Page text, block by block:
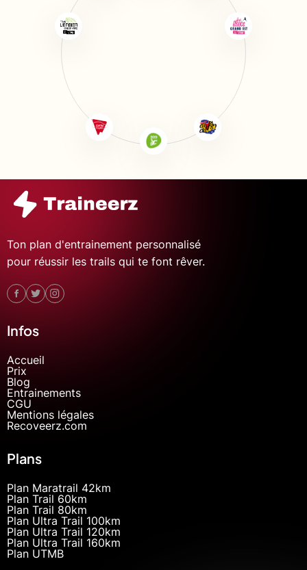
Ton plan d'entrainement personnalisé
pour réussir les trails qui te font rêver.
Infos
Accueil
Prix
Blog
Entrainements
CGU
Mentions légales
Recoveerz.com
Plans
Plan Maratrail 42km
Plan Trail 60km
Plan Trail 80km
Plan Ultra Trail 100km
Plan Ultra Trail 120km
Plan Ultra Trail 160km
Plan UTMB